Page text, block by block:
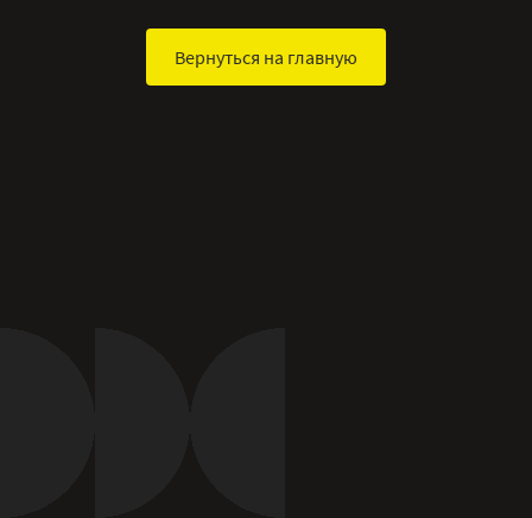
Вернуться на главную